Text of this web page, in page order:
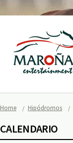
Home Hipódromos
CALENDARIO